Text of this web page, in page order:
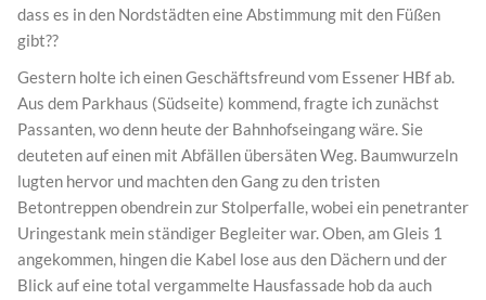
dass es in den Nordstädten eine Abstimmung mit den Füßen
gibt??
Gestern holte ich einen Geschäftsfreund vom Essener HBf ab.
Aus dem Parkhaus (Südseite) kommend, fragte ich zunächst
Passanten, wo denn heute der Bahnhofseingang wäre. Sie
deuteten auf einen mit Abfällen übersäten Weg. Baumwurzeln
lugten hervor und machten den Gang zu den tristen
Betontreppen obendrein zur Stolperfalle, wobei ein penetranter
Uringestank mein ständiger Begleiter war. Oben, am Gleis 1
angekommen, hingen die Kabel lose aus den Dächern und der
Blick auf eine total vergammelte Hausfassade hob da auch